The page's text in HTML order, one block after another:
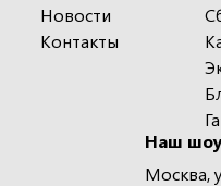
Новости
Контакты
Наш
Москва,